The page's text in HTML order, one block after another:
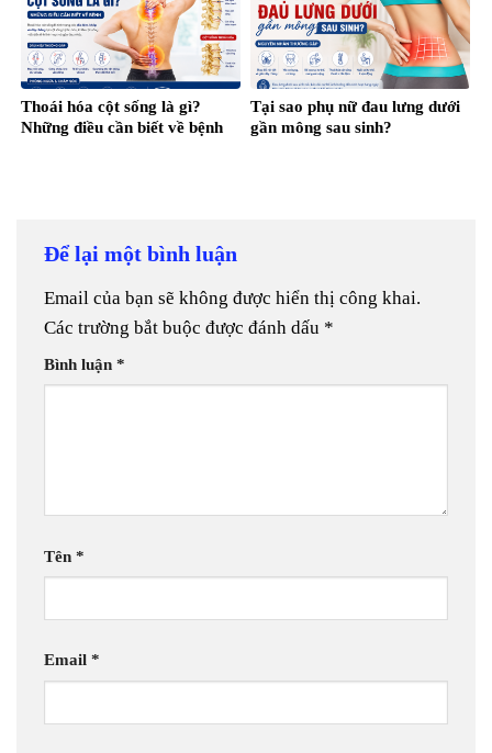
Thoái hóa cột sống là gì?
Những điều cần biết về bệnh
Tại sao phụ nữ đau lưng dưới
gần mông sau sinh?
Để lại một bình luận
Email của bạn sẽ không được hiển thị công khai.
Các trường bắt buộc được đánh dấu *
Bình luận *
Tên *
Email *